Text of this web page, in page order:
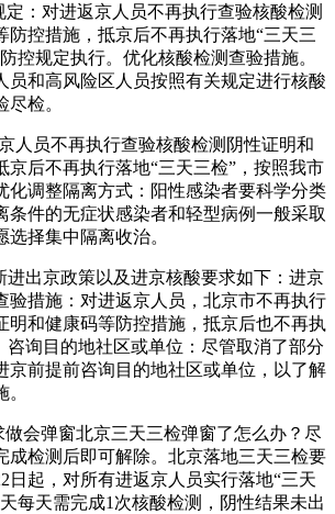
定：对进返京人员不再执行查验核酸检测
防控措施，抵京后不再执行落地“三天三
控规定执行。优化核酸检测查验措施。
员和高风险区人员按照有关规定进行核酸
检。
人员不再执行查验核酸检测阴性证明和
京后不再执行落地“三天三检”，按照我市
化调整隔离方式：阳性感染者要科学分类
条件的无症状感染者和轻型病例一般采取
择集中隔离收治。
进出京政策以及进京核酸要求如下：进京
验措施：对进返京人员，北京市不再执行
明和健康码等防控措施，抵京后也不再执
咨询目的地社区或单位：尽管取消了部分
京前提前咨询目的地社区或单位，以了解
做会弹窗北京三天三检弹窗了怎么办？尽
成检测后即可解除。北京落地三天三检要
日起，对所有进返京人员实行落地“三天
每天需完成1次核酸检测，阴性结果未出